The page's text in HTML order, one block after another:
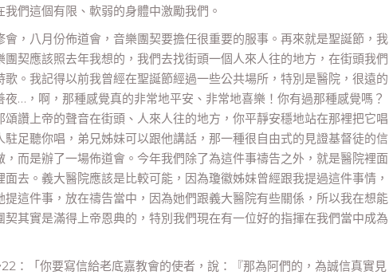
們這個有限、軟弱的身體中激勵我們。
，八月份佈道會，音樂團契要擔任很重要的服事。再來就是聖誕節，我
契應該照去年我想的，我們去找街頭一個人來人往的地方，在街頭我們
。我記得以前我曾經在聖誕節經過一些公共場所，特別是醫院，很遠的
…，啊，那種感覺真的非常地平安、非常地喜樂！你有過那種感覺嗎？
讚上帝的聲音在街頭、人來人往的地方，你平靜安穩地站在那裡把它唱
足聽你唱，弟兄姊妹可以跟他講話，那一種很自由式的見證基督徒的信
而是辦了一場佈道會。今年我們除了為這件事禱告之外，就是醫院裡面
去。義大醫院應該是比較可能，因為瓊徽姊妹曾經跟我提過這件事情，
這件事，放在禱告當中，因為她們跟義大醫院有些關係，所以我在想能
其實是滿得上帝恩典的，特別我們現在有一位好的指揮在我們當中成為
：「你要寫信給老底嘉教會的使者，說：『那為阿們的，為誠信真實見